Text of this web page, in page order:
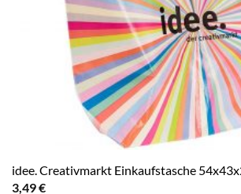
idee. Creativmarkt Einkaufstasche
3,49€